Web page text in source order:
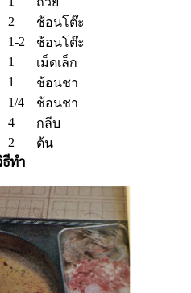
2
ช้อนโต๊ะ
1-2
ช้อนโต๊ะ
1
เม็ดเล็ก
1
ช้อนชา
1/4
ช้อนชา
4
กลีบ
2 ต้น
ธีทำ